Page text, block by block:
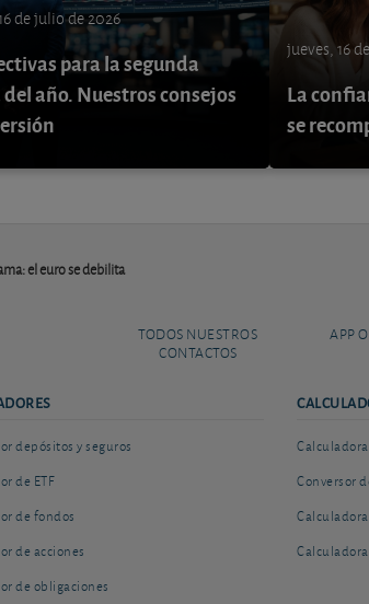
de julio de 2026
para la segunda
año. Nuestros consejos
jueves, 16
La
se
el euro se debilita
TODOS NUESTROS
CONTACTOS
APP
depósitos y seguros
de ETF
de fondos
de acciones
de obligaciones
Conversor